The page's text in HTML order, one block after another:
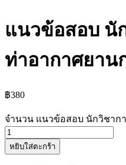
แนวข้อสอบ นั
ท่าอากาศยาน
฿380
จำนวน แนวข้อสอบ นักวิชาก
หยิบใส่ตะกร้า